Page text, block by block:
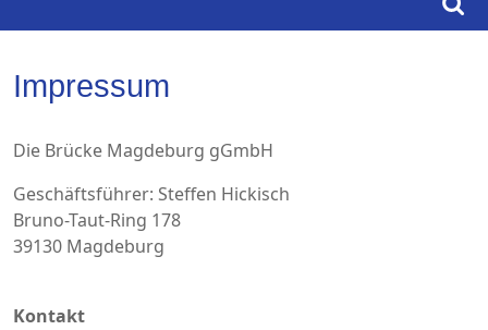
Impressum
Die Brücke Magdeburg gGmbH
Geschäftsführer: Steffen Hickisch
Bruno-Taut-Ring 178
39130 Magdeburg
Kontakt